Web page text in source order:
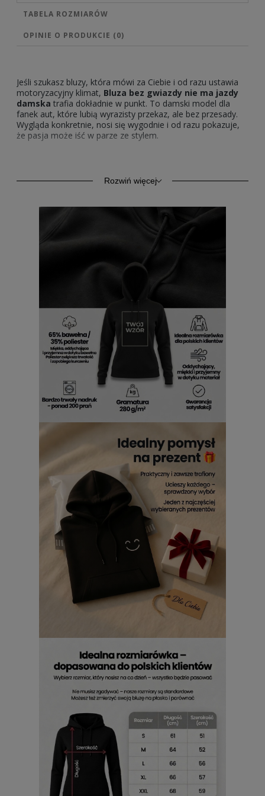
TABELA ROZMIARÓW
OPINIE O PRODUKCIE (0)
Jeśli szukasz bluzy, która mówi za Ciebie i od razu ustawia
motoryzacyjny klimat, Bluza bez gwiazdy nie ma jazdy
damska trafia dokładnie w punkt. To damski model dla
fanek aut, które lubią wyrazisty przekaz, ale bez przesady.
Wygląda konkretnie, nosi się wygodnie i od razu pokazuje,
że pasja może iść w parze ze stylem.
damska dla fanek motoryzacji
charakterem. Motyw nawiązuje do znanego powiedzenia
wśród fanów aut i podkreśla motoryzacyjny styl życia.
Nadruk od razu przyciąga uwagę, a przy tym komunikuje
pewność siebie bez zbędnego tłumaczenia. To dobry wybór
dla kobiet, które chcą wyglądać motoryzacyjnie także poza
wyrazisty motyw z motoryzacyjnym przekazem
styl, który od razu przyciąga uwagę
ubranie z humorem i charakterem
Damska bluza z kapturem z trwałym
nadrukiem
W tym modelu liczy się wygoda na co dzień. Kaptur dodaje
swobodnego, streetwearowego charakteru i sprawdza się w
chłodniejsze dni. Nadruk wykonany techniką sitodruku ma
zachować czytelność i wyrazistość na dłużej, więc bluza
komfortu i mocnego motywu.
wygoda i luźniejszy, codzienny charakter
czytelny, wyrazisty nadruk na dłużej
komfort i łatwe dopasowanie do
Na co dzień i na wyjazdy
Ta bluza dobrze odnajduje się w prostych, casualowych
zestawach. Pasuje do jeansów, legginsów i spodni typu
motoryzacyjnym motywem, ten model robi klimat sam z
Pomysł na prezent dla kobiety z
To także dobry pomysł na prezent dla fanki aut. Przekaz jest
jasny od pierwszego spojrzenia, a lekki humor sprawia, że
bluza zapada w pamięć. Jednocześnie pozostaje praktyczna,
bo można ją nosić na co dzień i w luźnym stylu. Jeśli szukasz
czegoś z charakterem, ten model trafia w punkt.
Rozwiń więcej